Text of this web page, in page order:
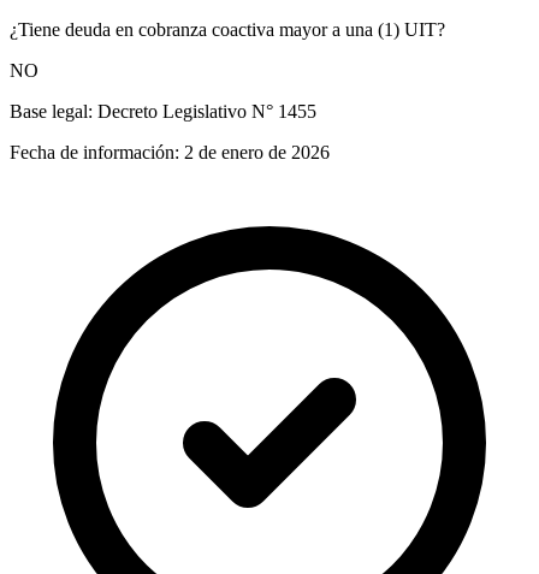
¿Tiene deuda en cobranza coactiva mayor a una (1) UIT?
NO
Base legal: Decreto Legislativo N° 1455
Fecha de información: 2 de enero de 2026